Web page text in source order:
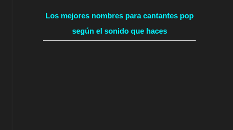
Los mejores nombres para cantantes pop
según el sonido que haces